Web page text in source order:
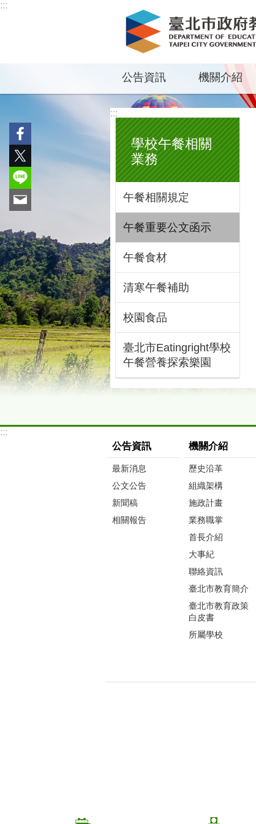
跳到主要內容區塊
:::
公告資訊 機關介紹
:::
學校午餐相關
業務
午餐相關規定
午餐重要公文函示
午餐食材
清寒午餐補助
校園食品
臺北市Eatingright學校
午餐營養探索樂園
:::
公告資訊
最新消息
公文公告
新聞稿
相關報告
機關介紹
歷史沿革
組織架構
施政計畫
業務職掌
首長介紹
大事紀
聯絡資訊
臺北市教育簡介
臺北市教育政策
白皮書
所屬學校